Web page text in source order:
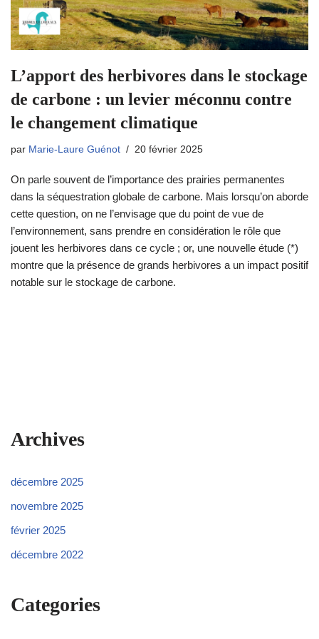
L’apport des herbivores dans le stockage
de carbone : un levier méconnu contre
le changement climatique
par Marie-Laure Guénot 20 février 2025
On parle souvent de l’importance des prairies permanentes
dans la séquestration globale de carbone. Mais lorsqu’on aborde
cette question, on ne l’envisage que du point de vue de
l’environnement, sans prendre en considération le rôle que
jouent les herbivores dans ce cycle ; or, une nouvelle étude (*)
montre que la présence de grands herbivores a un impact positif
notable sur le stockage de carbone.
Archives
décembre 2025
novembre 2025
février 2025
décembre 2022
Categories